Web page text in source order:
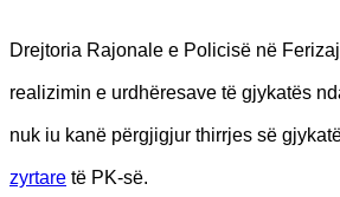
Drejtoria Rajonale e Policisë në
realizimin e urdhëresave të gjykatës
nuk iu kanë përgjigjur thirrjes së
zyrtare të PK-së.